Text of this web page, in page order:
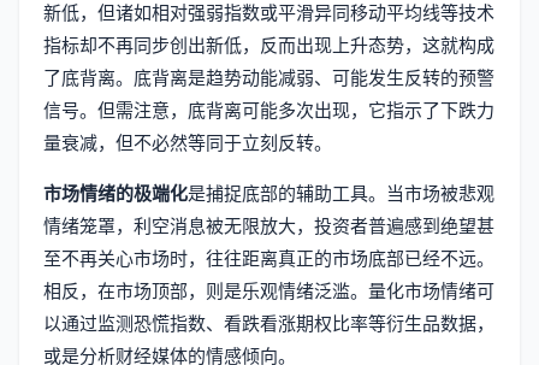
新低，但诸如相对强弱指数或平滑异同移动平均线等技术
指标却不再同步创出新低，反而出现上升态势，这就构成
了底背离。底背离是趋势动能减弱、可能发生反转的预警
信号。但需注意，底背离可能多次出现，它指示了下跌力
量衰减，但不必然等同于立刻反转。
市场情绪的极端化是捕捉底部的辅助工具。当市场被悲观
情绪笼罩，利空消息被无限放大，投资者普遍感到绝望甚
至不再关心市场时，往往距离真正的市场底部已经不远。
相反，在市场顶部，则是乐观情绪泛滥。量化市场情绪可
以通过监测恐慌指数、看跌看涨期权比率等衍生品数据，
或是分析财经媒体的情感倾向。